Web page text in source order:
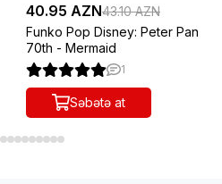
40.95 AZN43.10 AZN
Funko Pop Disney: Peter Pan
70th - Mermaid
1
Səbətə at